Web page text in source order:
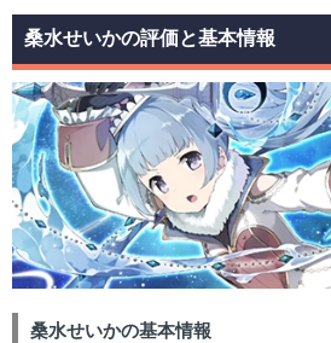
桑水せいかの評価と基本情報
桑水せいかの基本情報